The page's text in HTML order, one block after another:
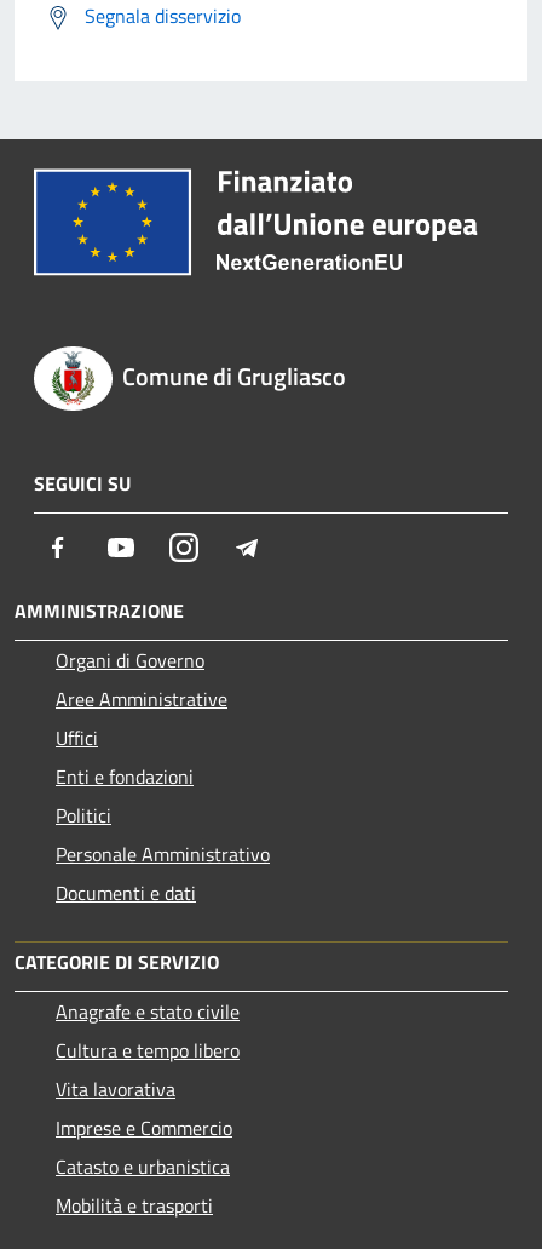
Segnala disservizio
Comune di Grugliasco
SEGUICI SU
Facebook YoutubeInstagram
AMMINISTRAZIONE
Organi di Governo
Aree Amministrative
Uffici
Enti e fondazioni
Politici
Personale Amministrativo
Documenti e dati
CATEGORIE DI SERVIZIO
Anagrafe e stato civile
Cultura e tempo libero
Vita lavorativa
Imprese e Commercio
Catasto e urbanistica
Mobilità e trasporti